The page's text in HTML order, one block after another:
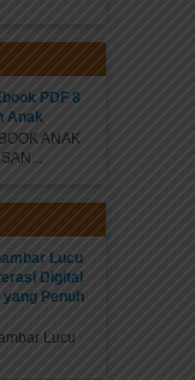
PDF 8
Anak
ANAK
Lucu
Digital
Penuh
Lucu